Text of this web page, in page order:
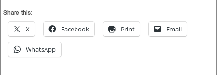
Share this:
X Facebook Print Email
WhatsApp